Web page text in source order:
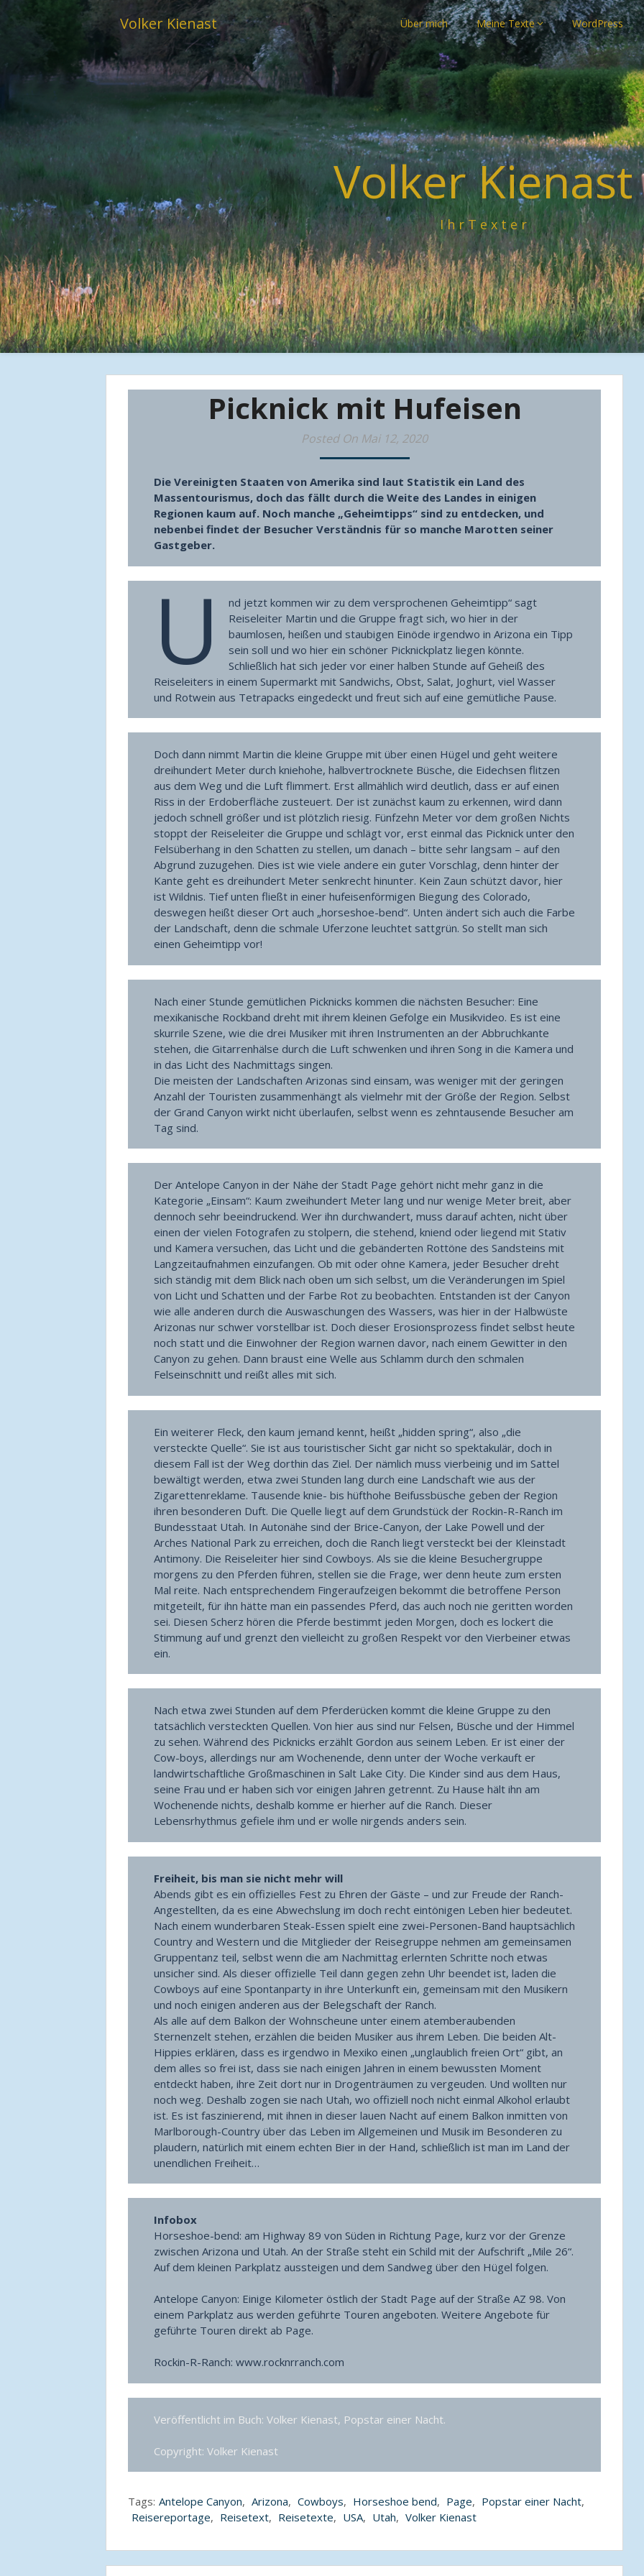
Volker Kienast Über mich Meine Texte WordPress
Volker Kienast
I h r T e x t e r
Picknick mit Hufeisen
Posted On Mai 12, 2020
Die Vereinigten Staaten von Amerika sind laut Statistik ein Land des
Massentourismus, doch das fällt durch die Weite des Landes in einigen
Regionen kaum auf. Noch manche „Geheimtipps“ sind zu entdecken, und
nebenbei findet der Besucher Verständnis für so manche Marotten seiner
Gastgeber.
U
nd jetzt kommen wir zu dem versprochenen Geheimtipp“ sagt
Reiseleiter Martin und die Gruppe fragt sich, wo hier in der
baumlosen, heißen und staubigen Einöde irgendwo in Arizona ein Tipp
sein soll und wo hier ein schöner Picknickplatz liegen könnte.
Schließlich hat sich jeder vor einer halben Stunde auf Geheiß des
Reiseleiters in einem Supermarkt mit Sandwichs, Obst, Salat, Joghurt, viel Wasser
und Rotwein aus Tetrapacks eingedeckt und freut sich auf eine gemütliche Pause.
Doch dann nimmt Martin die kleine Gruppe mit über einen Hügel und geht weitere
dreihundert Meter durch kniehohe, halbvertrocknete Büsche, die Eidechsen flitzen
aus dem Weg und die Luft flimmert. Erst allmählich wird deutlich, dass er auf einen
Riss in der Erdoberfläche zusteuert. Der ist zunächst kaum zu erkennen, wird dann
jedoch schnell größer und ist plötzlich riesig. Fünfzehn Meter vor dem großen Nichts
stoppt der Reiseleiter die Gruppe und schlägt vor, erst einmal das Picknick unter den
Felsüberhang in den Schatten zu stellen, um danach – bitte sehr langsam – auf den
Abgrund zuzugehen. Dies ist wie viele andere ein guter Vorschlag, denn hinter der
Kante geht es dreihundert Meter senkrecht hinunter. Kein Zaun schützt davor, hier
ist Wildnis. Tief unten fließt in einer hufeisenförmigen Biegung des Colorado,
deswegen heißt dieser Ort auch „horseshoe-bend“. Unten ändert sich auch die Farbe
der Landschaft, denn die schmale Uferzone leuchtet sattgrün. So stellt man sich
einen Geheimtipp vor!
Nach einer Stunde gemütlichen Picknicks kommen die nächsten Besucher: Eine
mexikanische Rockband dreht mit ihrem kleinen Gefolge ein Musikvideo. Es ist eine
skurrile Szene, wie die drei Musiker mit ihren Instrumenten an der Abbruchkante
stehen, die Gitarrenhälse durch die Luft schwenken und ihren Song in die Kamera und
in das Licht des Nachmittags singen.
Die meisten der Landschaften Arizonas sind einsam, was weniger mit der geringen
Anzahl der Touristen zusammenhängt als vielmehr mit der Größe der Region. Selbst
der Grand Canyon wirkt nicht überlaufen, selbst wenn es zehntausende Besucher am
Tag sind.
Der Antelope Canyon in der Nähe der Stadt Page gehört nicht mehr ganz in die
Kategorie „Einsam“: Kaum zweihundert Meter lang und nur wenige Meter breit, aber
dennoch sehr beeindruckend. Wer ihn durchwandert, muss darauf achten, nicht über
einen der vielen Fotografen zu stolpern, die stehend, kniend oder liegend mit Stativ
und Kamera versuchen, das Licht und die gebänderten Rottöne des Sandsteins mit
Langzeitaufnahmen einzufangen. Ob mit oder ohne Kamera, jeder Besucher dreht
sich ständig mit dem Blick nach oben um sich selbst, um die Veränderungen im Spiel
von Licht und Schatten und der Farbe Rot zu beobachten. Entstanden ist der Canyon
wie alle anderen durch die Auswaschungen des Wassers, was hier in der Halbwüste
Arizonas nur schwer vorstellbar ist. Doch dieser Erosionsprozess findet selbst heute
noch statt und die Einwohner der Region warnen davor, nach einem Gewitter in den
Canyon zu gehen. Dann braust eine Welle aus Schlamm durch den schmalen
Felseinschnitt und reißt alles mit sich.
Ein weiterer Fleck, den kaum jemand kennt, heißt „hidden spring“, also „die
versteckte Quelle“. Sie ist aus touristischer Sicht gar nicht so spektakulär, doch in
diesem Fall ist der Weg dorthin das Ziel. Der nämlich muss vierbeinig und im Sattel
bewältigt werden, etwa zwei Stunden lang durch eine Landschaft wie aus der
Zigarettenreklame. Tausende knie- bis hüfthohe Beifussbüsche geben der Region
ihren besonderen Duft. Die Quelle liegt auf dem Grundstück der Rockin-R-Ranch im
Bundesstaat Utah. In Autonähe sind der Brice-Canyon, der Lake Powell und der
Arches National Park zu erreichen, doch die Ranch liegt versteckt bei der Kleinstadt
Antimony. Die Reiseleiter hier sind Cowboys. Als sie die kleine Besuchergruppe
morgens zu den Pferden führen, stellen sie die Frage, wer denn heute zum ersten
Mal reite. Nach entsprechendem Fingeraufzeigen bekommt die betroffene Person
mitgeteilt, für ihn hätte man ein passendes Pferd, das auch noch nie geritten worden
sei. Diesen Scherz hören die Pferde bestimmt jeden Morgen, doch es lockert die
Stimmung auf und grenzt den vielleicht zu großen Respekt vor den Vierbeiner etwas
ein.
Nach etwa zwei Stunden auf dem Pferderücken kommt die kleine Gruppe zu den
tatsächlich versteckten Quellen. Von hier aus sind nur Felsen, Büsche und der Himmel
zu sehen. Während des Picknicks erzählt Gordon aus seinem Leben. Er ist einer der
Cow-boys, allerdings nur am Wochenende, denn unter der Woche verkauft er
landwirtschaftliche Großmaschinen in Salt Lake City. Die Kinder sind aus dem Haus,
seine Frau und er haben sich vor einigen Jahren getrennt. Zu Hause hält ihn am
Wochenende nichts, deshalb komme er hierher auf die Ranch. Dieser
Lebensrhythmus gefiele ihm und er wolle nirgends anders sein.
Freiheit, bis man sie nicht mehr will
Abends gibt es ein offizielles Fest zu Ehren der Gäste – und zur Freude der Ranch-
Angestellten, da es eine Abwechslung im doch recht eintönigen Leben hier bedeutet.
Nach einem wunderbaren Steak-Essen spielt eine zwei-Personen-Band hauptsächlich
Country and Western und die Mitglieder der Reisegruppe nehmen am gemeinsamen
Gruppentanz teil, selbst wenn die am Nachmittag erlernten Schritte noch etwas
unsicher sind. Als dieser offizielle Teil dann gegen zehn Uhr beendet ist, laden die
Cowboys auf eine Spontanparty in ihre Unterkunft ein, gemeinsam mit den Musikern
und noch einigen anderen aus der Belegschaft der Ranch.
Als alle auf dem Balkon der Wohnscheune unter einem atemberaubenden
Sternenzelt stehen, erzählen die beiden Musiker aus ihrem Leben. Die beiden Alt-
Hippies erklären, dass es irgendwo in Mexiko einen „unglaublich freien Ort“ gibt, an
dem alles so frei ist, dass sie nach einigen Jahren in einem bewussten Moment
entdeckt haben, ihre Zeit dort nur in Drogenträumen zu vergeuden. Und wollten nur
noch weg. Deshalb zogen sie nach Utah, wo offiziell noch nicht einmal Alkohol erlaubt
ist. Es ist faszinierend, mit ihnen in dieser lauen Nacht auf einem Balkon inmitten von
Marlborough-Country über das Leben im Allgemeinen und Musik im Besonderen zu
plaudern, natürlich mit einem echten Bier in der Hand, schließlich ist man im Land der
unendlichen Freiheit…
Infobox
Horseshoe-bend: am Highway 89 von Süden in Richtung Page, kurz vor der Grenze
zwischen Arizona und Utah. An der Straße steht ein Schild mit der Aufschrift „Mile 26“.
Auf dem kleinen Parkplatz aussteigen und dem Sandweg über den Hügel folgen.
Antelope Canyon: Einige Kilometer östlich der Stadt Page auf der Straße AZ 98. Von
einem Parkplatz aus werden geführte Touren angeboten. Weitere Angebote für
geführte Touren direkt ab Page.
Rockin-R-Ranch: www.rocknrranch.com
Veröffentlicht im Buch: Volker Kienast, Popstar einer Nacht.
Copyright: Volker Kienast
Tags: Antelope Canyon, Arizona, Cowboys, Horseshoe bend, Page, Popstar einer Nacht,
Reisereportage, Reisetext, Reisetexte, USA, Utah, Volker Kienast